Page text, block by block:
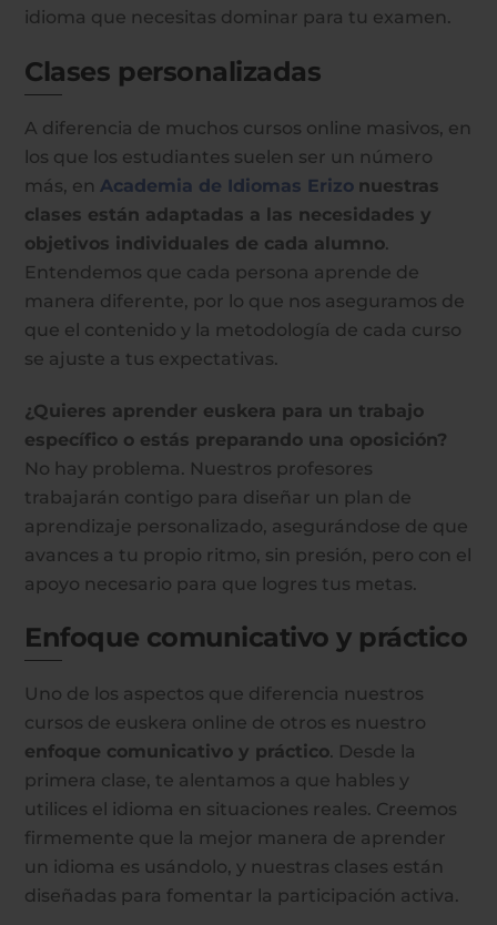
idioma que necesitas dominar para tu examen.
Clases personalizadas
A diferencia de muchos cursos online masivos, en
los que los estudiantes suelen ser un número
más, en Academia de Idiomas Erizo nuestras
clases están adaptadas a las necesidades y
objetivos individuales de cada alumno.
Entendemos que cada persona aprende de
manera diferente, por lo que nos aseguramos de
que el contenido y la metodología de cada curso
se ajuste a tus expectativas.
¿Quieres aprender euskera para un trabajo
específico o estás preparando una oposición?
No hay problema. Nuestros profesores
trabajarán contigo para diseñar un plan de
aprendizaje personalizado, asegurándose de que
avances a tu propio ritmo, sin presión, pero con el
apoyo necesario para que logres tus metas.
Enfoque comunicativo y práctico
Uno de los aspectos que diferencia nuestros
cursos de euskera online de otros es nuestro
enfoque comunicativo y práctico. Desde la
primera clase, te alentamos a que hables y
utilices el idioma en situaciones reales. Creemos
firmemente que la mejor manera de aprender
un idioma es usándolo, y nuestras clases están
diseñadas para fomentar la participación activa.